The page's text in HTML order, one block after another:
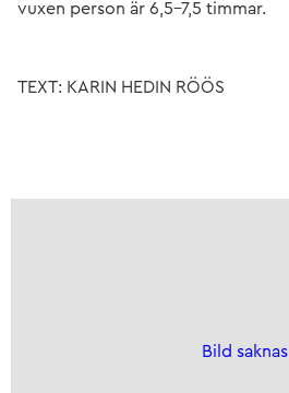
vuxen person är 6,5–7,5 timmar.
TEXT: KARIN HEDIN RÖÖS
Bild saknas